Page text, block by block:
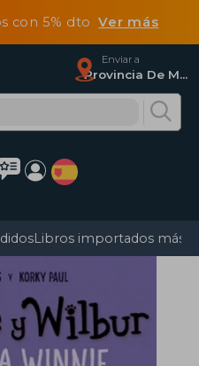
con 5% dtoVer más
Enviar a
Provincia De Madrid
Libros importados más